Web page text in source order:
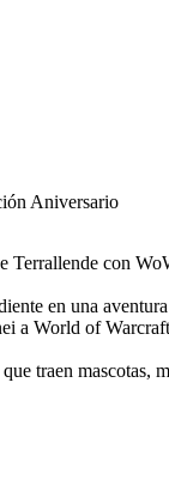
Aniversario
con
en una
a World of
traen mascotas,